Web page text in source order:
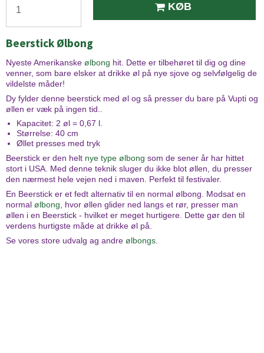
KØB
Beerstick Ølbong
Nyeste Amerikanske ølbong hit. Dette er tilbehøret til dig og dine
venner, som bare elsker at drikke øl på nye sjove og selvfølgelig de
vildelste måder!
Dy fylder denne beerstick med øl og så presser du bare på Vupti og
øllen er væk på ingen tid..
Kapacitet: 2 øl = 0,67 l.
Størrelse: 40 cm
Øllet presses med tryk
Beerstick er den helt nye type ølbong som de sener år har hittet
stort i USA. Med denne teknik sluger du ikke blot øllen, du presser
den nærmest hele vejen ned i maven. Perfekt til festivaler.
En Beerstick er et fedt alternativ til en normal ølbong. Modsat en
normal ølbong, hvor øllen glider ned langs et rør, presser man
øllen i en Beerstick - hvilket er meget hurtigere. Dette gør den til
verdens hurtigste måde at drikke øl på.
Se vores store udvalg ag andre ølbongs.